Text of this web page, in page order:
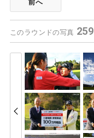
前へ
このラウンドの写真 259